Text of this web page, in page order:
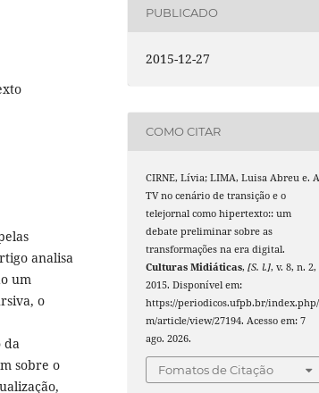
analisa
um
o
da
sobre o
PUBLICADO
2015-12-27
COMO CITAR
CIRNE, Lívia; LIMA, Luisa Abreu e.
TV no cenário de transição e o
telejornal como hipertexto:: um
debate preliminar sobre as
transformações na era digital.
Culturas Midiáticas,[S. l.], v. 8, n. 2,
2015. Disponível em:
https://periodicos.ufpb.br/
m/article/view/27194. Acesso em: 7
ago. 2026.
Fomatos de Citação